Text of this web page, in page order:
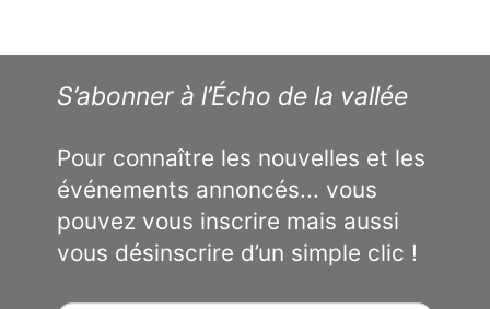
S’abonner à l’Écho de la vallée
Pour connaître les nouvelles et les
événements annoncés... vous
pouvez vous inscrire mais aussi
vous désinscrire d’un simple clic !